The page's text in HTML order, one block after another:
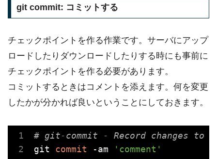
git commit: コミットする
チェックポイントを作る作業です。サーバにアップ
ロードしたりダウンロードしたりする時にも事前に
チェックポイントを作る必要があります。
コミットするときはコメントを添えます。何を変更
したかが分かれば良いということにしておきます。
# git-commit - Record changes to
git commit -am 'comment'